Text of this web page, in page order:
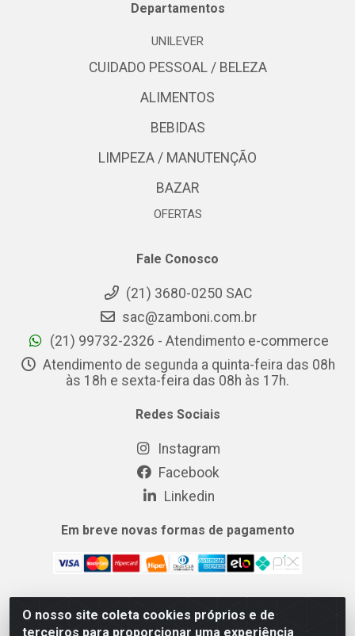
O nosso site coleta cookies próprios e de
terceiros para proporcionar uma experiência
Departamentos
UNILEVER
CUIDADO PESSOAL / BELEZA
ALIMENTOS
BEBIDAS
LIMPEZA / MANUTENÇÃO
BAZAR
OFERTAS
Fale Conosco
(21) 3680-0250 SAC
sac@zamboni.com.br
(21) 99732-2326 - Atendimento e-commerce
Atendimento de segunda a quinta-feira das 08h
às 18h e sexta-feira das 08h às 17h.
Redes Sociais
Instagram
Facebook
Linkedin
Em breve novas formas de pagamento
MIX CERTO DISTRIBUIDORA DE COSMÉTICOS ALIMENTOS E